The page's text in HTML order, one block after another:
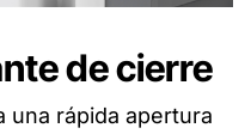
de cierre
una rápida apertura